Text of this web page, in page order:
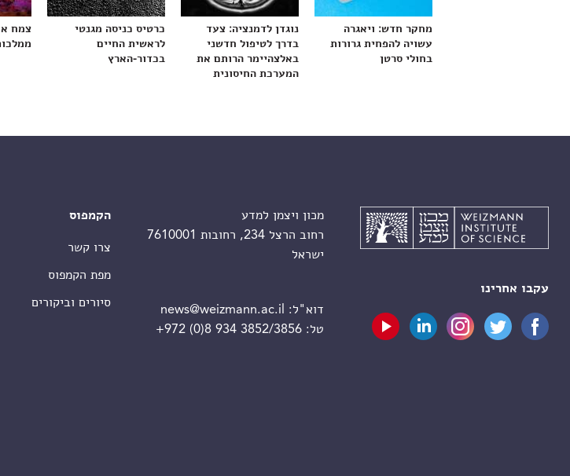
מחקר חדש: ויאגרה
עשויה להפחית גרורות
בחולי סרטן
נוגדן לדמנציה: צעד
בדרך לטיפול חדשני
באלצהיימר הרותם את
המערכת החיסונית
כרטיס כניסה מגנטי
לראשית החיים
בכדור-הארץ
צמח
עקבו אחרינו
מכון ויצמן למדע
רחוב הרצל 234, רחובות 7610001
ישראל
דוא"ל:
news@weizmann.ac.il
טל:+972 (0)8 934 3852/3856
הקמפוס
צרו קשר
מפת הקמפוס
סיורים וביקורים